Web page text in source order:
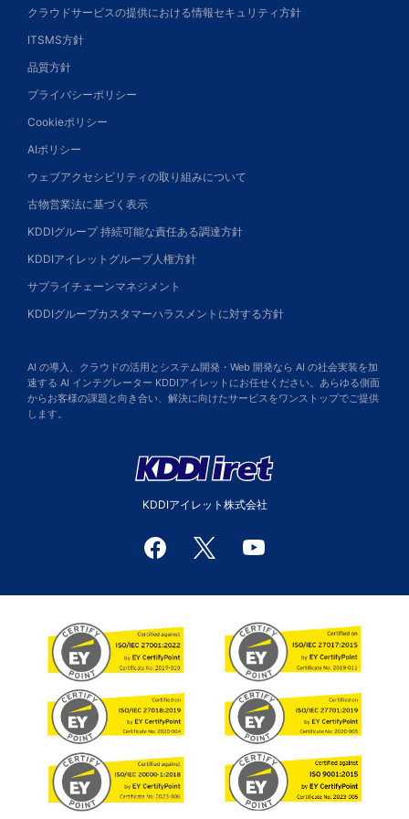
クラウドサービスの提供における情報セキュリティ方針
ITSMS方針
品質方針
プライバシーポリシー
Cookieポリシー
AIポリシー
ウェブアクセシビリティの取り組みについて
古物営業法に基づく表示
KDDIグループ 持続可能な責任ある調達方針
KDDIアイレットグループ人権方針
サプライチェーンマネジメント
KDDIグループカスタマーハラスメントに対する方針
AI の導入、クラウドの活用とシステム開発・Web 開発なら AI の社会実装を加
速する AI インテグレーター KDDIアイレットにお任せください。あらゆる側面
からお客様の課題と向き合い、解決に向けたサービスをワンストップでご提供
します。
KDDIアイレット株式会社